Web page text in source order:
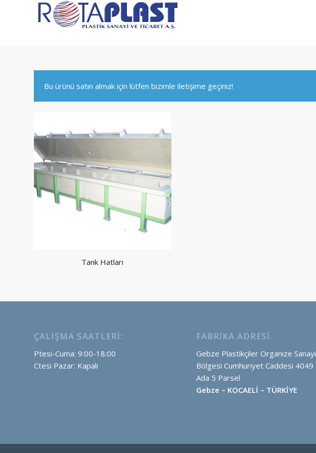
Bu ürünü satın almak için lütfen bizimle iletişime geçiniz!
Tank Hatları
ÇALIŞMA SAATLERI:
Ptesi-Cuma: 9:00-18:00
Ctesi Pazar: Kapalı
FABRIKA ADRESI
Gebze Plastikçiler Organize Sanayi
Bölgesi Cumhuriyet Caddesi 4049
Ada 5 Parsel
Gebze – KOCAELİ – TÜRKİYE